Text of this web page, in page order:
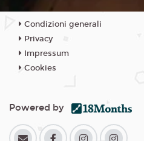
Condizioni generali
Privacy
Impressum
Cookies
Powered by